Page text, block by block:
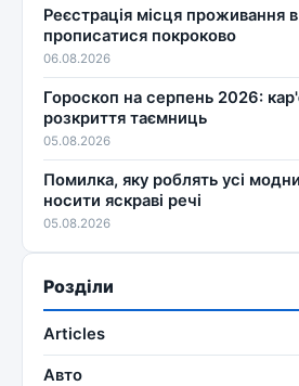
Реєстрація місця проживання в
прописатися покроково
06.08.2026
Гороскоп на серпень 2026:
розкриття таємниць
05.08.2026
Помилка, яку роблять усі
носити яскраві речі
05.08.2026
Розділи
Articles
Авто